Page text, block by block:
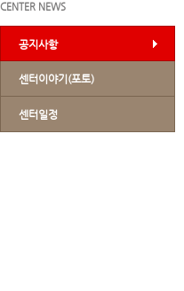
CENTER NEWS
공지사항
센터이야기(포토)
센터일정